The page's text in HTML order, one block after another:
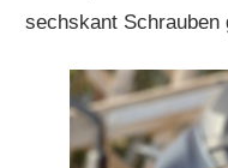
sechskant Schrauben